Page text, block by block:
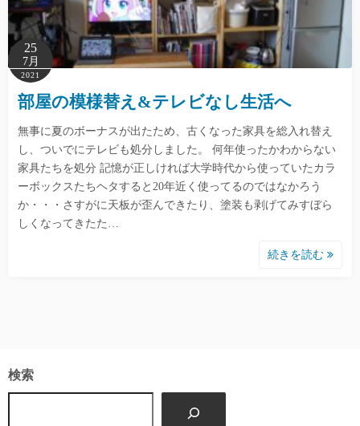
25
7月
2021
部屋の模様替え&テレビなし生活へ
無事に夏のボーナスが出たため、古くなった家具を総入れ替え
し、ついでにテレビも処分しました。 何年使ったかわからない
家具たちを処分 記憶が正しければ大学時代から使っていたカラ
ーボックスたちヘタすると20年近く使ってるのではなかろう
か・・・さすがに天板が歪んできたり、塗装も剥げてみすぼら
しくなってきたた…
続きを読む
検索